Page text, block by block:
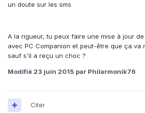
un doute sur les sms
A la rigueur, tu peux faire une mise à jour
avec PC Companion et peut-être que ça va
sauf s'il a reçu un choc ?
Modifié 23 juin 2015 par Philarmonik76
Citer